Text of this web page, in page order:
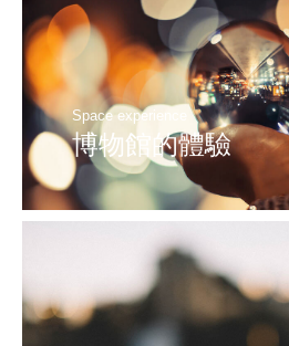
Space experience
博物館的體驗